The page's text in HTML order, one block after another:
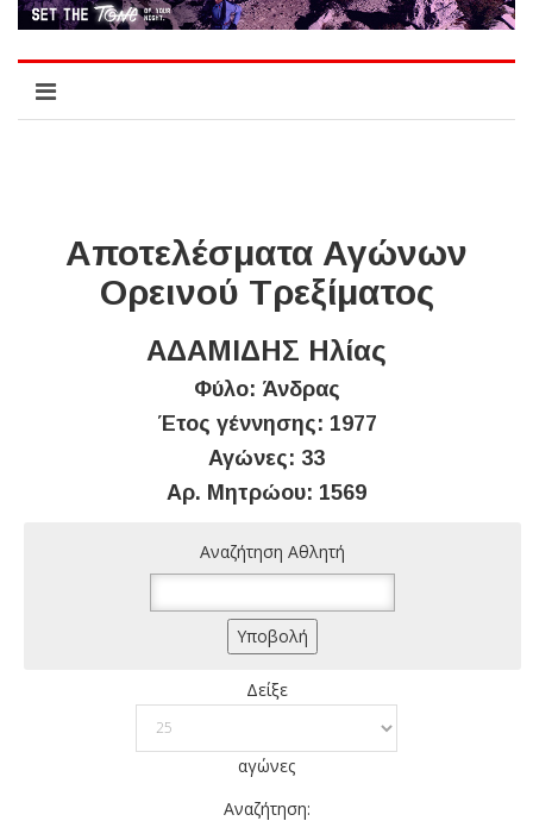
Αποτελέσματα Αγώνων
Ορεινού Τρεξίματος
ΑΔΑΜΙΔΗΣ Ηλίας
Φύλο: Άνδρας
Έτος γέννησης: 1977
Αγώνες: 33
Αρ. Μητρώου: 1569
Αναζήτηση Αθλητή
Δείξε
αγώνες
Αναζήτηση: